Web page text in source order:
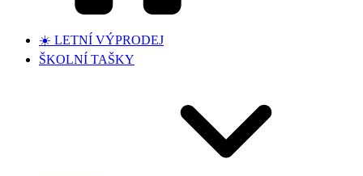
☀️ LETNÍ VÝPRODEJ
ŠKOLNÍ TAŠKY